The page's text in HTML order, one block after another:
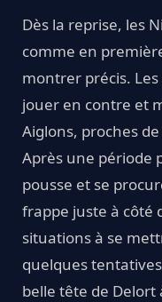
Dès la reprise, les
comme en
montrer précis.
jouer en contre et
Aiglons, proches
Après une période
pousse et se
frappe juste à côté
situations à se
quelques
belle tête de Delort